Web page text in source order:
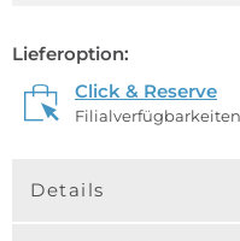
Lieferoption:
Click & Reserve
Details